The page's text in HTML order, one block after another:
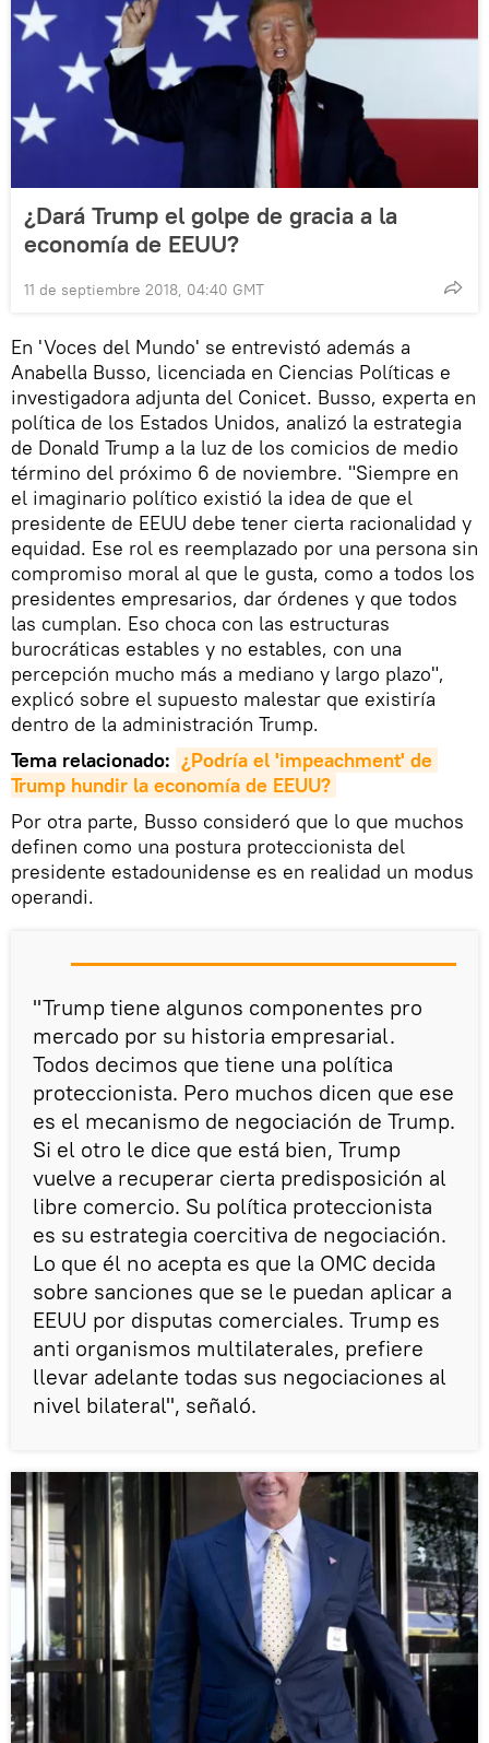
¿Dará Trump el golpe de gracia a la
economía de EEUU?
11 de septiembre 2018, 04:40 GMT
En 'Voces del Mundo' se entrevistó además a
Anabella Busso, licenciada en Ciencias Políticas e
investigadora adjunta del Conicet. Busso, experta en
política de los Estados Unidos, analizó la estrategia
de Donald Trump a la luz de los comicios de medio
término del próximo 6 de noviembre. "Siempre en
el imaginario político existió la idea de que el
presidente de EEUU debe tener cierta racionalidad y
equidad. Ese rol es reemplazado por una persona sin
compromiso moral al que le gusta, como a todos los
presidentes empresarios, dar órdenes y que todos
las cumplan. Eso choca con las estructuras
burocráticas estables y no estables, con una
percepción mucho más a mediano y largo plazo",
explicó sobre el supuesto malestar que existiría
dentro de la administración Trump.
Tema relacionado: ¿Podría el 'impeachment' de
Trump hundir la economía de EEUU?
Por otra parte, Busso consideró que lo que muchos
definen como una postura proteccionista del
presidente estadounidense es en realidad un modus
operandi.
"Trump tiene algunos componentes pro
mercado por su historia empresarial.
Todos decimos que tiene una política
proteccionista. Pero muchos dicen que ese
es el mecanismo de negociación de Trump.
Si el otro le dice que está bien, Trump
vuelve a recuperar cierta predisposición al
libre comercio. Su política proteccionista
es su estrategia coercitiva de negociación.
Lo que él no acepta es que la OMC decida
sobre sanciones que se le puedan aplicar a
EEUU por disputas comerciales. Trump es
anti organismos multilaterales, prefiere
llevar adelante todas sus negociaciones al
nivel bilateral", señaló.